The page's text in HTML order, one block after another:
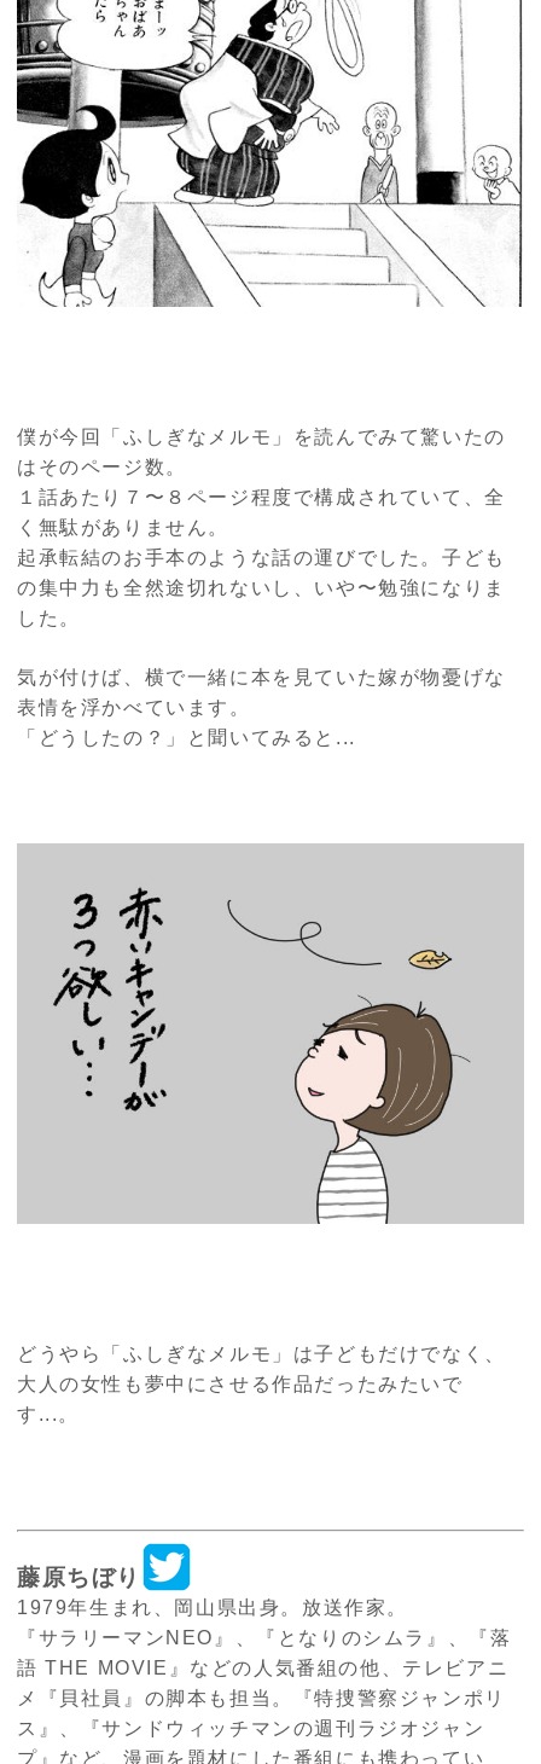
僕が今回「ふしぎなメルモ」を読んでみて驚いたの
はそのページ数。
１話あたり７〜８ページ程度で構成されていて、全
く無駄がありません。
起承転結のお手本のような話の運びでした。子ども
の集中力も全然途切れないし、いや〜勉強になりま
した。
気が付けば、横で一緒に本を見ていた嫁が物憂げな
表情を浮かべています。
「どうしたの？」と聞いてみると...
どうやら「ふしぎなメルモ」は子どもだけでなく、
大人の女性も夢中にさせる作品だったみたいで
す...。
藤原ちぼり
1979年生まれ、岡山県出身。放送作家。
『サラリーマンNEO』、『となりのシムラ』、『落
語 THE MOVIE』などの人気番組の他、テレビアニ
メ『貝社員』の脚本も担当。『特捜警察ジャンポリ
ス』、『サンドウィッチマンの週刊ラジオジャン
プ』など、漫画を題材にした番組にも携わってい